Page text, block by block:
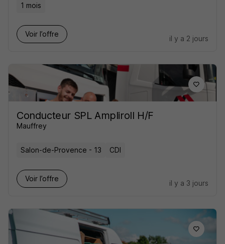
1 mois
Voir l’offre
il y a 2 jours
Conducteur SPL Ampliroll H/F
Mauffrey
Salon-de-Provence - 13 CDI
Voir l’offre
il y a 3 jours